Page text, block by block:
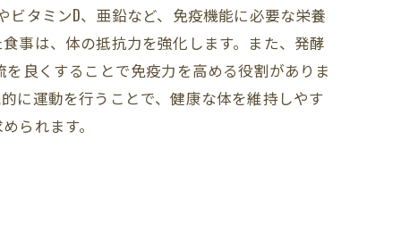
タミンD、亜鉛など、免疫機能に必要な栄養
事は、体の抵抗力を強化します。また、発酵
良くすることで免疫力を高める役割がありま
に運動を行うことで、健康な体を維持しやす
られます。